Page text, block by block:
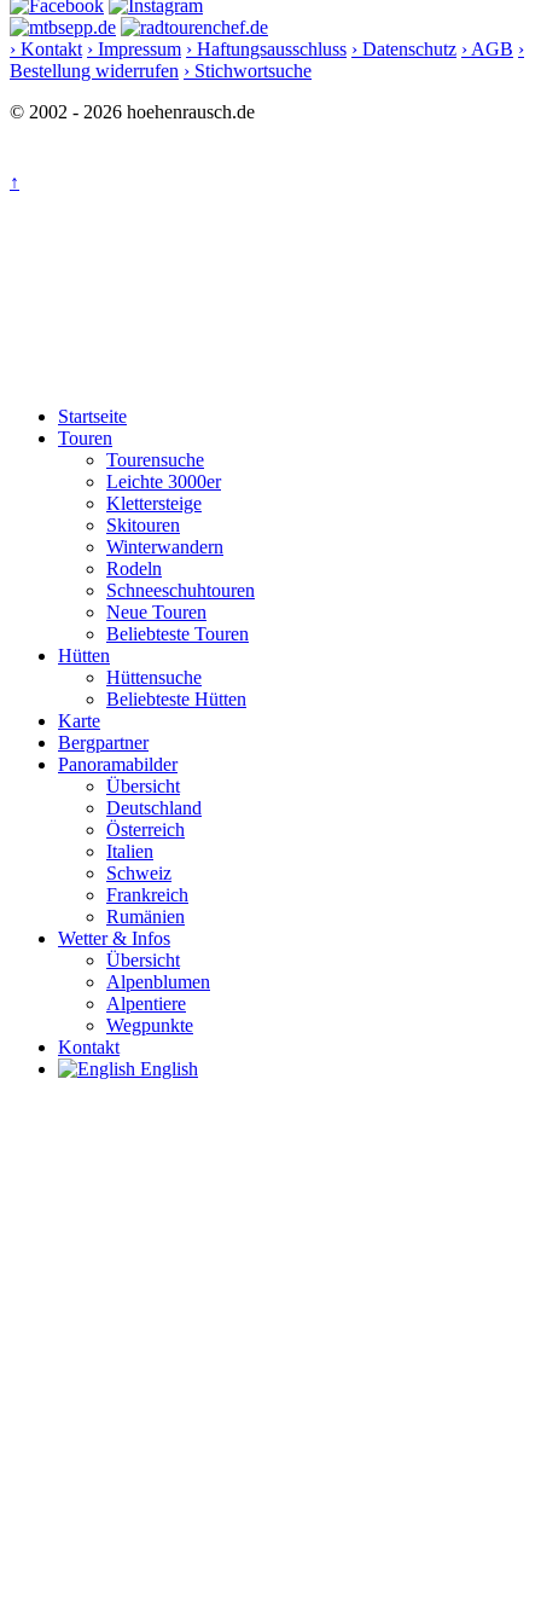
› Kontakt › Impressum › Haftungsausschluss › Datenschutz › AGB ›
Bestellung widerrufen › Stichwortsuche
© 2002 - 2026 hoehenrausch.de
↑
Startseite
Touren
Tourensuche
Leichte 3000er
Klettersteige
Skitouren
Winterwandern
Rodeln
Schneeschuhtouren
Neue Touren
Beliebteste Touren
Hütten
Hüttensuche
Beliebteste Hütten
Karte
Bergpartner
Panoramabilder
Übersicht
Deutschland
Österreich
Italien
Schweiz
Frankreich
Rumänien
Wetter & Infos
Übersicht
Alpenblumen
Alpentiere
Wegpunkte
Kontakt
English